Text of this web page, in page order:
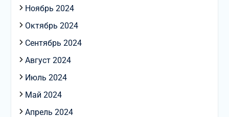
Ноябрь 2024
Октябрь 2024
Сентябрь 2024
Август 2024
Июль 2024
Май 2024
Апрель 2024